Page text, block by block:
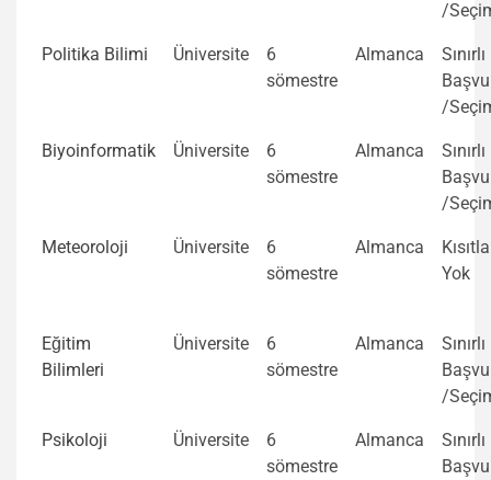
/
Politika Bilimi Üniversite
6
sömestre
Almanca
Sınırlı
/
Biyoinformatik Üniversite
6
sömestre
Almanca
Sınırlı
/
Meteoroloji Üniversite
6
sömestre
Almanca
Yok
Eğitim
Bilimleri
Üniversite
6
sömestre
Almanca
Sınırlı
/
Psikoloji Üniversite
6
sömestre
Almanca
Sınırlı